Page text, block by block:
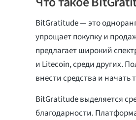
BitGratitude — это
упрощает покупку и
предлагает широкий
и Litecoin, среди других.
внести средства и начать
BitGratitude выделяется
благодарности.